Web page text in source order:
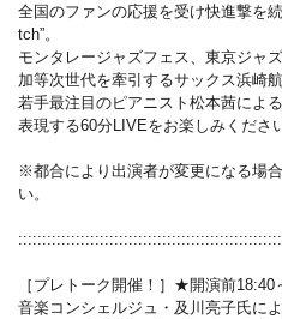
全国のファンの応援を受け快進撃を
tch”。
モンタレージャズフェス、東京ジャ
加等次世代を牽引するサックス浜崎
若手最注目のピアニスト松本茜によ
表現する60分LIVEをお楽しみくださ
※都合により出演者が変更になる場
い。
［プレトーク開催！］★開演前
音楽コンシェルジュ・及川亮子氏に